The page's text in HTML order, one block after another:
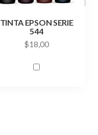
TINTA EPSON SERIE
544
$18,00